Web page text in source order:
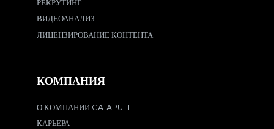
РЕКРУТИНГ
ВИДЕОАНАЛИЗ
ЛИЦЕНЗИРОВАНИЕ КОНТЕНТА
КОМПАНИЯ
О КОМПАНИИ CATAPULT
КАРЬЕРА